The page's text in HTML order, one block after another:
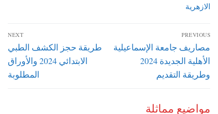
الازهرية
تصفّح
المقالات
PREVIOUS
Previous
post:
مصاريف جامعة الإسماعيلية
الأهلية الجديدة 2024
وطريقة التقديم
NEXT
Next
طريقة حجز الكشف الطبي
الابتدائي 2024 والأوراق
المطلوبة
مواضيع مماثلة